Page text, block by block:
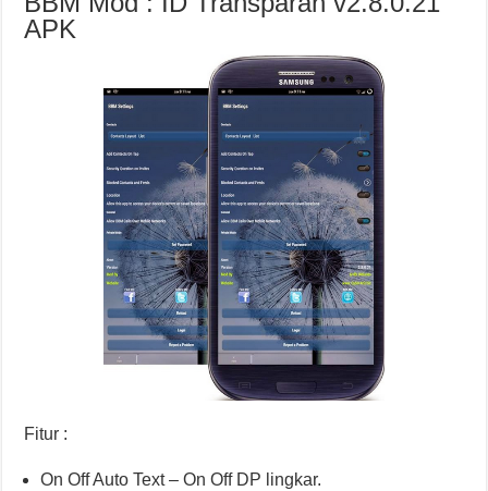
APK
Fitur :
On Off Auto Text – On Off DP lingkar.